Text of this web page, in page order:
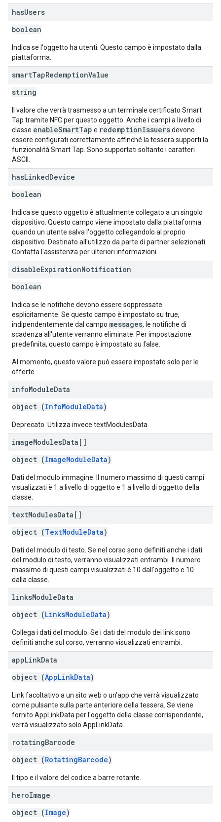
hasUsers
boolean
Indica se l'oggetto ha utenti. Questo campo è impostato dalla
piattaforma.
smartTapRedemptionValue
string
Il valore che verrà trasmesso a un terminale certificato Smart
Tap tramite NFC per questo oggetto. Anche i campi a livello di
classe enableSmartTap e redemptionIssuersdevono
essere configurati correttamente affinché la tessera supporti la
funzionalità Smart Tap. Sono supportati soltanto i caratteri
ASCII.
hasLinkedDevice
boolean
Indica se questo oggetto è attualmente collegato a un singolo
dispositivo. Questo campo viene impostato dalla piattaforma
quando un utente salva l'oggetto collegandolo al proprio
dispositivo. Destinato all'utilizzo da parte di partner selezionati.
Contatta l'assistenza per ulteriori informazioni.
disableExpirationNotification
boolean
Indica se le notifiche devono essere soppressate
esplicitamente. Se questo campo è impostato su true,
indipendentemente dal campo messages, le notifiche di
scadenza all'utente verranno eliminate. Per impostazione
predefinita, questo campo è impostato su false.
Al momento, questo valore può essere impostato solo per le
offerte.
infoModuleData
object (InfoModuleData)
Deprecato. Utilizza invece textModulesData.
imageModulesData[]
object (ImageModuleData)
Dati del modulo immagine. Il numero massimo di questi campi
visualizzati è 1 a livello di oggetto e 1 a livello di oggetto della
classe.
textModulesData[]
object (TextModuleData)
Dati del modulo di testo. Se nel corso sono definiti anche i dati
del modulo di testo, verranno visualizzati entrambi. Il numero
massimo di questi campi visualizzati è 10 dall'oggetto e 10
dalla classe.
linksModuleData
object (LinksModuleData)
Collega i dati del modulo. Se i dati del modulo dei link sono
definiti anche sul corso, verranno visualizzati entrambi.
appLinkData
object (AppLinkData)
Link facoltativo a un sito web o un'app che verrà visualizzato
come pulsante sulla parte anteriore della tessera. Se viene
fornito AppLinkData per l'oggetto della classe corrispondente,
verrà visualizzato solo AppLinkData.
rotatingBarcode
object (RotatingBarcode)
Il tipo e il valore del codice a barre rotante.
heroImage
object (Image)